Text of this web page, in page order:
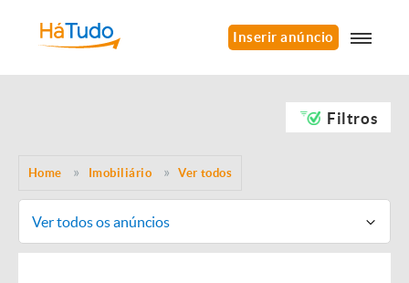
Inserir anúncio
Filtros
Home Imobiliário Ver todos
Ver todos os anúncios